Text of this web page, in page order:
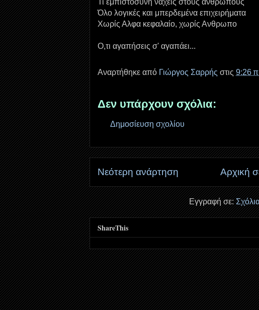
Τι εμπιστοσύνη νάχεις στους ανθρώπους
Όλο λογικές και μπερδεμένα επιχειρήματα
Χωρίς Αλφα κεφαλαίο, χωρίς Ανθρωπο
Ο,τι αγαπήσεις σ' αγαπάει...
Αναρτήθηκε από Γιώργος Σαρρής στις 9:26
Δεν υπάρχουν σχόλια:
Δημοσίευση σχολίου
Νεότερη ανάρτηση Αρχική
Εγγραφή σε:
ShareThis